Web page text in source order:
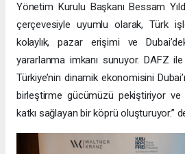
Yönetim Kurulu Başkanı Bessam
çerçevesiyle uyumlu olarak, Türk
kolaylık, pazar erişimi ve
yararlanma imkanı sunuyor. DAFZ ile
Türkiye’nin dinamik ekonomisini
birleştirme gücümüzü pekiştiriyor ve
katkı sağlayan bir köprü oluşturuyor.”